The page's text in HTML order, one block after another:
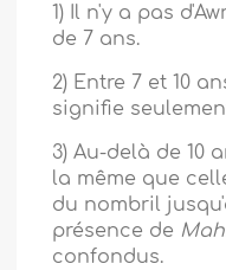
1) Il n'y a pas
de 7 ans.
2) Entre 7 et 10
signifie
3) Au-delà de 10
la même que
du nombril
présence de
confondus.